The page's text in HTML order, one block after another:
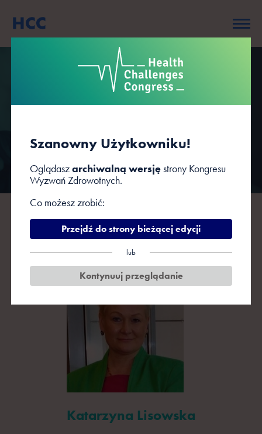
B C D F G H J K L
Ł
M
N O P R S Ś T W Z Ż
Katarzyna Lisowska
Szanowny Użytkowniku!
Oglądaszarchiwalną wersjęstrony Kongresu
Wyzwań Zdrowotnych.
Co możesz zrobić:
Przejdź do strony bieżącej edycji
lub
Kontynuuj przeglądanie